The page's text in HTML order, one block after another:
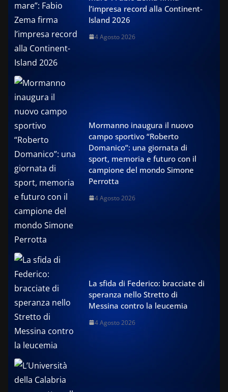
l’impresa record alla Continent-
Island 2026
4 Agosto 2026
Mormanno inaugura il nuovo
campo sportivo “Roberto
Domanico”: una giornata di
sport, memoria e futuro con il
campione del mondo Simone
Perrotta
4 Agosto 2026
La sfida di Federico: bracciate di
speranza nello Stretto di
Messina contro la leucemia
4 Agosto 2026